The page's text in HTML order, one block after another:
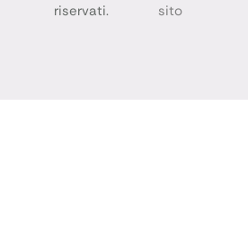
riservati.
sito